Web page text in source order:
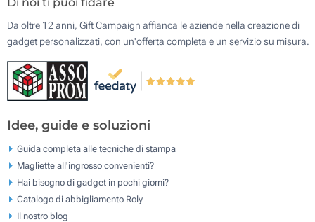
Di noi ti puoi fidare
Da oltre 12 anni, Gift Campaign affianca le aziende nella creazione di
gadget personalizzati, con un'offerta completa e un servizio su misura.
Idee, guide e soluzioni
Guida completa alle tecniche di stampa
Magliette all'ingrosso convenienti?
Hai bisogno di gadget in pochi giorni?
Catalogo di abbigliamento Roly
Il nostro blog